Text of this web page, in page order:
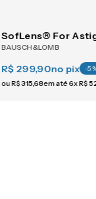
SofLens® For
BAUSCH&LOMB
R$ 299,90no pix -5
ouR$315,68em até6xR$